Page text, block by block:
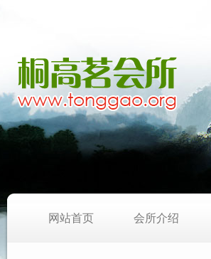
网站首页 会所介绍